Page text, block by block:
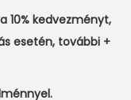
10% kedvezményt,
esetén, további +